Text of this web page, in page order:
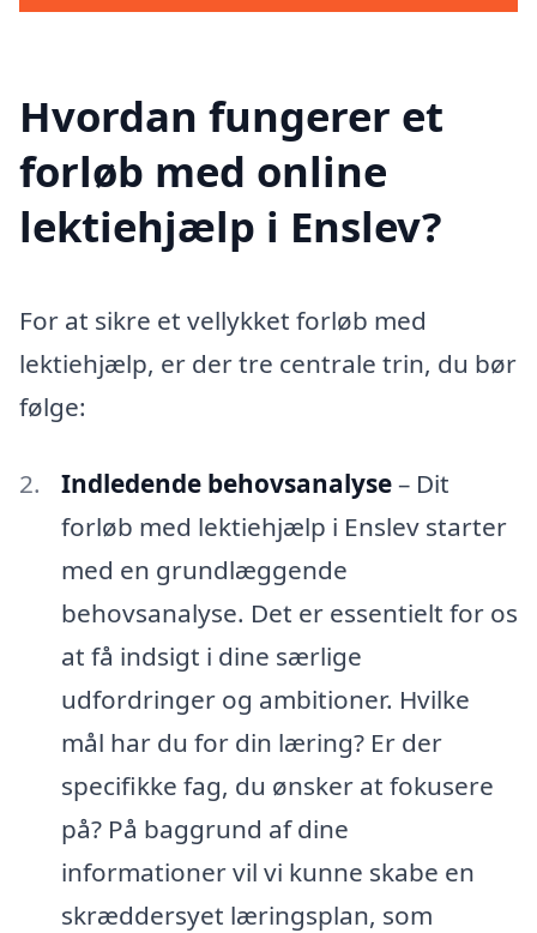
Hvordan fungerer et
forløb med online
lektiehjælp i Enslev?
For at sikre et vellykket forløb med
lektiehjælp, er der tre centrale trin, du bør
følge:
Indledende behovsanalyse– Dit
forløb med lektiehjælp i Enslev starter
med en grundlæggende
behovsanalyse. Det er essentielt for os
at få indsigt i dine særlige
udfordringer og ambitioner. Hvilke
mål har du for din læring? Er der
specifikke fag, du ønsker at fokusere
på? På baggrund af dine
informationer vil vi kunne skabe en
skræddersyet læringsplan, som